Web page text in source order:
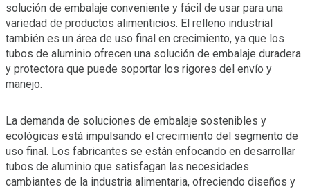
solución de embalaje conveniente y fácil de usar para una
variedad de productos alimenticios. El relleno industrial
también es un área de uso final en crecimiento, ya que los
tubos de aluminio ofrecen una solución de embalaje duradera
y protectora que puede soportar los rigores del envío y
manejo.
La demanda de soluciones de embalaje sostenibles y
ecológicas está impulsando el crecimiento del segmento de
uso final. Los fabricantes se están enfocando en desarrollar
tubos de aluminio que satisfagan las necesidades
cambiantes de la industria alimentaria, ofreciendo diseños y